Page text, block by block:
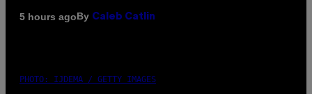
5 hours agoBy Caleb Catlin
PHOTO: IJDEMA / GETTY IMAGES